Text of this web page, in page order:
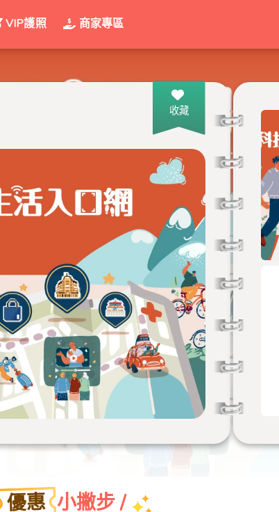
VIP護照 商家專區
收藏
優惠 小撇步 /